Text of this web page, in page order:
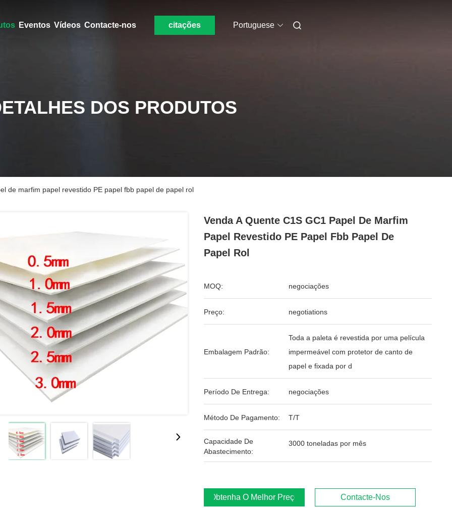
Eventos Vídeos Contacte-nos citações Portuguese
DOS PRODUTOS
de marfim papel revestido PE papel fbb papel de papel rol
Venda A Quente C1S GC1 Papel De Marfim
Papel Revestido PE Papel Fbb Papel De
Papel Rol
MOQ: negociações
Preço: negotiations
Embalagem Padrão:
Toda a paleta é revestida por uma película
impermeável com protetor de canto de
papel e fixada por d
Período De Entrega: negociações
Método De Pagamento: T/T
Capacidade De
Abastecimento:
3000 toneladas por mês
Obtenha O Melhor Preço Contacte-Nos